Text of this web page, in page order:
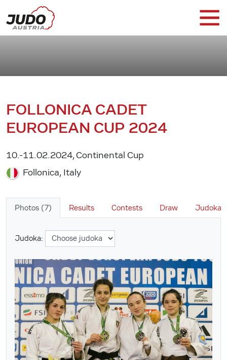
FOLLONICA CADET
EUROPEAN CUP 2024
10.-11.02.2024, Continental Cup
Follonica, Italy
Photos (7) Results Contests Draw Judoka
Judoka: